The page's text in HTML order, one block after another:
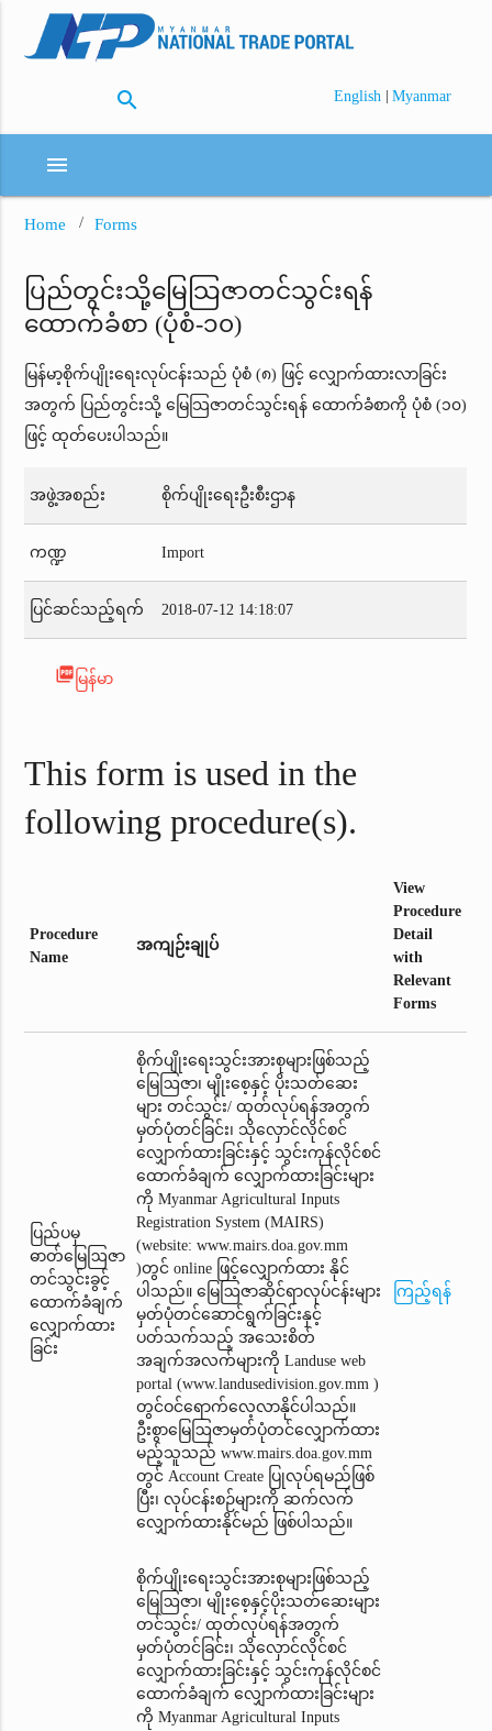
search English | Myanmar
menu
Home Forms
ပြည်တွင်းသို့မြေသြဇာတင်သွင်းရန်
ထောက်ခံစာ (ပုံစံ-၁၀)
မြန်မာ့စိုက်ပျိုးရေးလုပ်ငန်းသည် ပုံစံ (၈) ဖြင့် လျှောက်ထားလာခြင်း
အတွက် ပြည်တွင်းသို့ မြေသြဇာတင်သွင်းရန် ထောက်ခံစာကို ပုံစံ (၁၀)
ဖြင့် ထုတ်ပေးပါသည်။
အဖွဲ့အစည်း စိုက်ပျိုးရေးဦးစီးဌာန
ကဏ္ဍ Import
ပြင်ဆင်သည့်ရက် 2018-07-12 14:18:07
picture_as_pdf မြန်မာ
This form is used in the
following procedure(s).
Procedure
Name
အကျဉ်းချုပ်
View
Procedure
Detail
with
Relevant
Forms
ပြည်ပမှ
ဓာတ်မြေဩဇာ
တင်သွင်းခွင့်
ထောက်ခံချက်
လျှောက်ထား
ခြင်း
စိုက်ပျိုးရေးသွင်းအားစုများဖြစ်သည့်
မြေဩဇာ၊ မျိုးစေ့နှင့် ပိုးသတ်ဆေး
များ တင်သွင်း/ ထုတ်လုပ်ရန်အတွက်
မှတ်ပုံတင်ခြင်း၊ သိုလှောင်လိုင်စင်
လျှောက်ထားခြင်းနှင့် သွင်းကုန်လိုင်စင်
ထောက်ခံချက်‌ လျှောက်ထားခြင်းများ
ကို Myanmar Agricultural Inputs
Registration System (MAIRS)
(website: www.mairs.doa.gov.mm
)တွင် online ဖြင့်လျှောက်ထား နိုင်
ပါသည်။ မြေဩဇာဆိုင်ရာလုပ်ငန်းများ
မှတ်ပုံတင်ဆောင်ရွက်ခြင်းနှင့်
ပတ်သက်သည့် အသေးစိတ်
အချက်အလက်များကို Landuse web
portal (www.landusedivision.gov.mm )
တွင်ဝင်ရောက်လေ့လာနိုင်ပါသည်။
ဦးစွာမြေဩဇာမှတ်ပုံတင်‌လျှောက်ထား
မည့်သူသည် www.mairs.doa.gov.mm
တွင် Account Create ပြုလုပ်ရမည်ဖြစ်
ပြီး၊ လုပ်ငန်းစဉ်များကို ဆက်လက်
လျှောက်ထားနိုင်မည် ဖြစ်ပါသည်။
ကြည့်ရန်
စိုက်ပျိုးရေးသွင်းအားစုများဖြစ်သည့်
မြေဩဇာ၊ မျိုးစေ့နှင့်ပိုးသတ်ဆေးများ
တင်သွင်း/ ထုတ်လုပ်ရန်အတွက်
မှတ်ပုံတင်ခြင်း၊ သိုလှောင်လိုင်စင်
လျှောက်ထားခြင်းနှင့် သွင်းကုန်လိုင်စင်
ထောက်ခံချက်‌ လျှောက်ထားခြင်းများ
ကို Myanmar Agricultural Inputs